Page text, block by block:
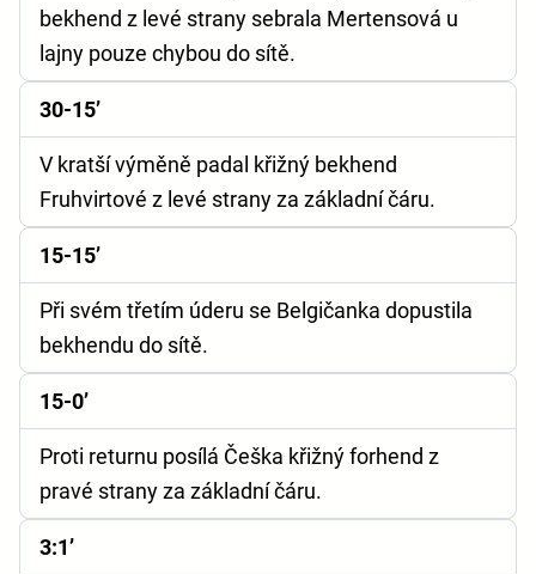
bekhend z levé strany sebrala Mertensová u
lajny pouze chybou do sítě.
30-15’
V kratší výměně padal křižný bekhend
Fruhvirtové z levé strany za základní čáru.
15-15’
Při svém třetím úderu se Belgičanka dopustila
bekhendu do sítě.
15-0’
Proti returnu posílá Češka křižný forhend z
pravé strany za základní čáru.
3:1’